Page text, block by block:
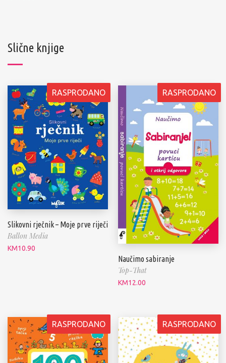
Slične knjige
RASPRODANO
Slikovni rječnik – Moje prve riječi
Ballon Media
KM10.90
RASPRODANO
Naučimo sabiranje
Top-That
KM12.00
RASPRODANO RASPRODANO